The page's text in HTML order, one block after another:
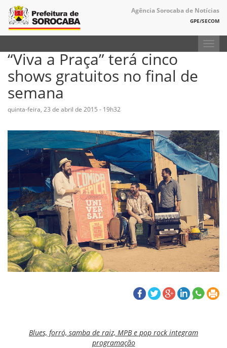
Agência Sorocaba de Notícias
GPE/SECOM
“Viva a Praça” terá cinco
shows gratuitos no final de
semana
quinta-feira, 23 de abril de 2015 - 19h32
Blues, forró, samba de raiz, MPB e pop rock integram
programação